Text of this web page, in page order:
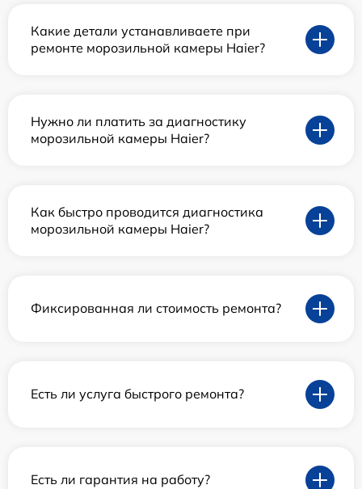
Какие детали устанавливаете при
ремонте морозильной камеры Haier?
Нужно ли платить за диагностику
морозильной камеры Haier?
Как быстро проводится диагностика
морозильной камеры Haier?
Фиксированная ли стоимость ремонта?
Есть ли услуга быстрого ремонта?
Есть ли гарантия на работу?